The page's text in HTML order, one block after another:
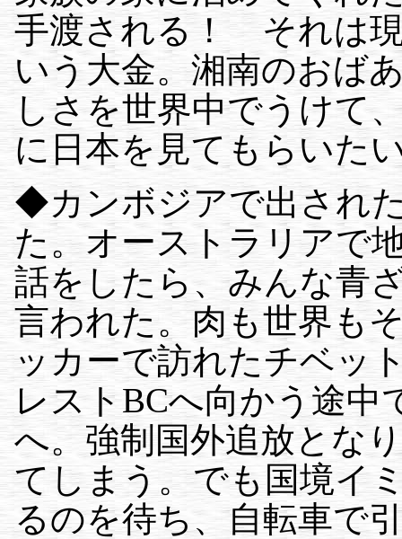
手渡される！ それは
いう大金。湘南のおば
しさを世界中でうけて
に日本を見てもらいた
◆カンボジアで出され
た。オーストラリアで
話をしたら、みんな青
言われた。肉も世界も
ッカーで訪れたチベッ
レストBCへ向かう途中
へ。強制国外追放とな
てしまう。でも国境イ
るのを待ち、自転車で